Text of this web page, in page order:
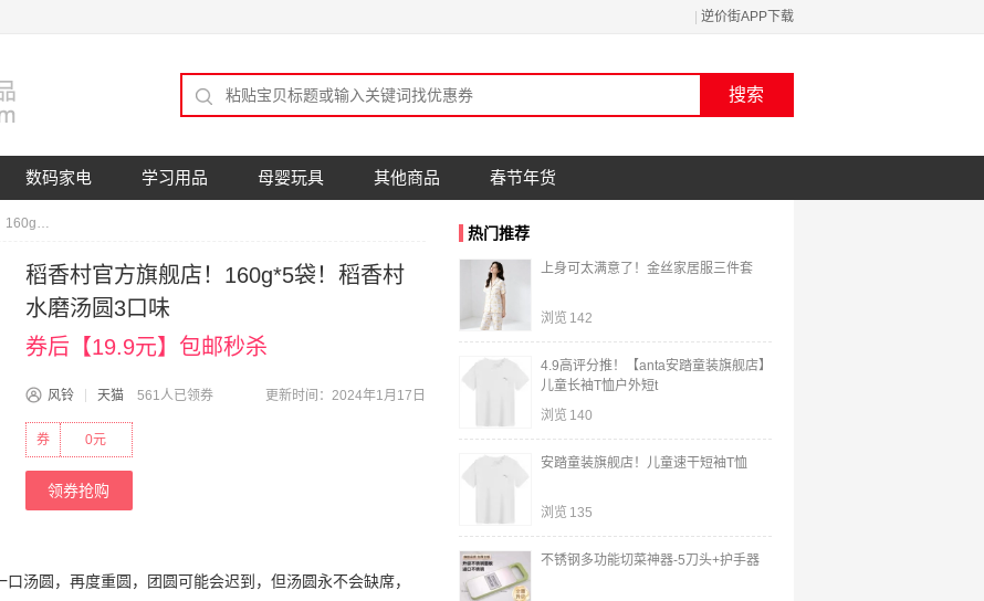
逆价街APP下载
数码家电 学习用品 母婴玩具 其他商品 春节年货
稻香村官方旗舰店！160g*5袋！稻香村水磨汤圆3口味
稻香村官方旗舰店！160g*5袋！稻香村
水磨汤圆3口味
券后【19.9元】包邮秒杀
风铃 天猫 561人已领券 更新时间：2024年1月17日
0元
券
领券抢购
汤圆，再度重圆，团圆可能会迟到，但汤圆永不会缺席，
热门推荐
上身可太满意了！金丝家居服三件套
浏览 142
4.9高评分推！【anta安踏童装旗舰店】
儿童长袖T恤户外短t
浏览 140
安踏童装旗舰店！儿童速干短袖T恤
浏览 135
不锈钢多功能切菜神器-5刀头+护手器